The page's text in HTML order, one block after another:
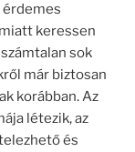
keressen
sok
már biztosan
korábban. Az
létezik, az
és